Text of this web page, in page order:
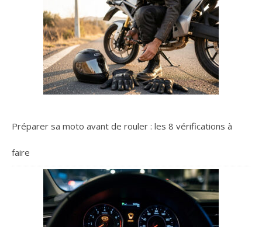
Préparer sa moto avant de rouler : les 8 vérifications à
faire